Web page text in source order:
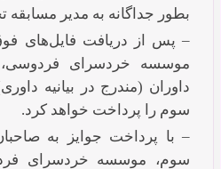
بطور جداگانه به مدیر مسابقه
– پس از دریافت فایل‌های
موسسه خردسرای
داوران (مندرج در بیانیه
سوم را پرداخت خواهد کرد.
– با پرداخت جوایز به
سوم، موسسه خردسرای